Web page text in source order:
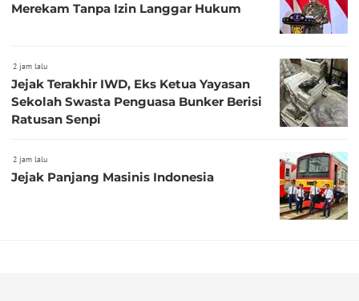
Merekam Tanpa Izin Langgar Hukum
2 jam lalu
Jejak Terakhir IWD, Eks Ketua Yayasan
Sekolah Swasta Penguasa Bunker Berisi
Ratusan Senpi
2 jam lalu
Jejak Panjang Masinis Indonesia